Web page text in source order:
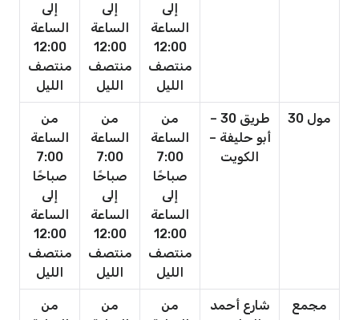
إلى
الساعة
12:00
منتصف
الليل
إلى
الساعة
12:00
منتصف
الليل
إلى
الساعة
12:00
منتصف
الليل
مول 30
طريق 30 –
أبو حليفة –
الكويت
من
الساعة
7:00
صباحًا
إلى
الساعة
12:00
منتصف
الليل
من
الساعة
7:00
صباحًا
إلى
الساعة
12:00
منتصف
الليل
من
الساعة
7:00
صباحًا
إلى
الساعة
12:00
منتصف
الليل
مجمع
شارع أحمد
من
من
من